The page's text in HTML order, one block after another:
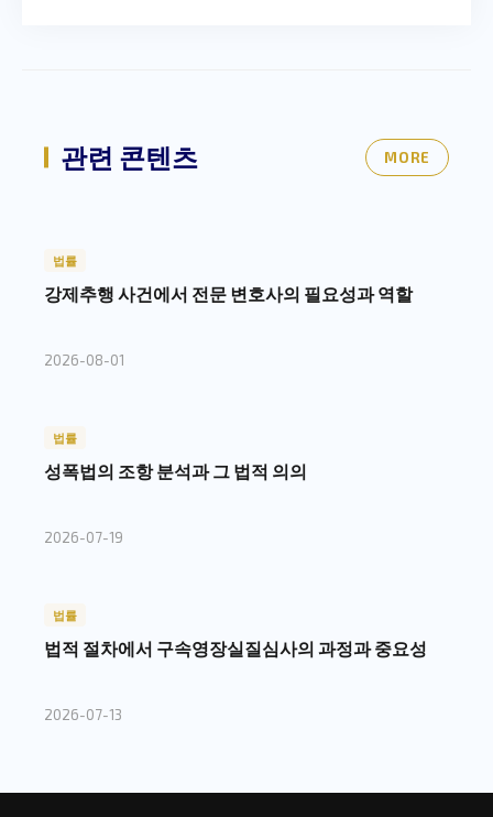
관련 콘텐츠 MORE
법률
강제추행 사건에서 전문 변호사의 필요성과 역할
2026-08-01
법률
성폭법의 조항 분석과 그 법적 의의
2026-07-19
법률
법적 절차에서 구속영장실질심사의 과정과 중요성
2026-07-13